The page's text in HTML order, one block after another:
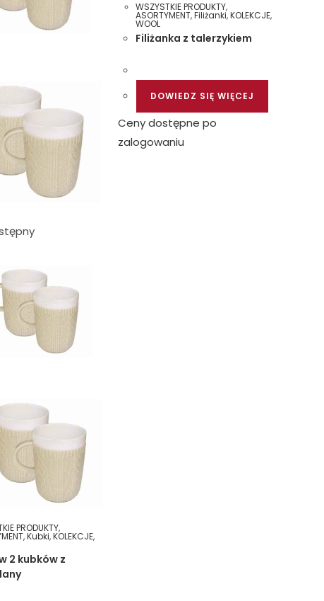
PRODUKTY,
,Kubki,KOLEKCJE,
2 kubków z
WSZYSTKIE PRODUKTY,
ASORTYMENT,Filiżanki,KOLEKCJE,
WOOL
Filiżanka z talerzykiem
DOWIEDZ SIĘ WIĘCEJ
Ceny dostępne po
zalogowaniu